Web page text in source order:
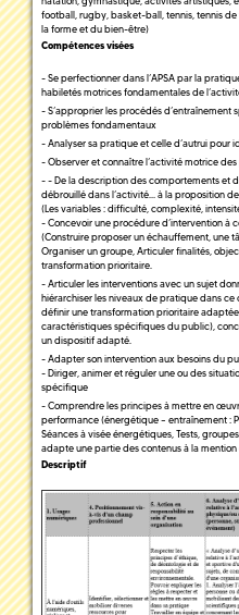
football, rugby, basket-ball, tennis, tennis
la forme et du bien-être)
Compétences visées
- Se perfectionner dans l’APSA par la
habiletés motrices fondamentales de
- S’approprier les procédés d’entraînement
problèmes fondamentaux
- Analyser sa pratique et celle d’autrui
- Observer et connaître l’activité motrice
- - De la description des comportements et
débrouillé dans l’activité… à la proposition
(Les variables : difficulté, complexité,
- Concevoir une procédure d’intervention à
(Construire proposer un échauffement, une
Organiser un groupe, Articuler finalités,
transformation prioritaire.
- Articuler les interventions avec un sujet
hiérarchiser les niveaux de pratique dans ce
définir une transformation prioritaire
caractéristiques spécifiques du public),
un dispositif adapté.
- Adapter son intervention aux besoins du
- Diriger, animer et réguler une ou des
spécifique
- Comprendre les principes à mettre en
performance (énergétique – entraînement :
Séances à visée énergétiques, Tests,
adapte une partie des contenus à la mention
Descriptif